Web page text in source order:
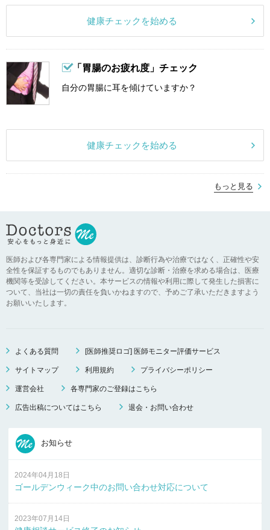
健康チェックを始める
「胃腸のお疲れ度」チェック
自分の胃腸に耳を傾けていますか？
健康チェックを始める
もっと見る
医師および各専門家による情報提供は、診断行為や治療ではなく、正確性や安
全性を保証するものでもありません。適切な診断・治療を求める場合は、医療
機関等を受診してください。本サービスの情報や利用に際して発生した損害に
ついて、当社は一切の責任を負いかねますので、予めご了承いただきますよう
お願いいたします。
よくある質問 [医師推奨ロゴ] 医師モニター評価サービス
サイトマップ 利用規約 プライバシーポリシー
運営会社 各専門家のご登録はこちら
広告出稿についてはこちら 退会・お問い合わせ
お知らせ
2024年04月18日
ゴールデンウィーク中のお問い合わせ対応について
2023年07月14日